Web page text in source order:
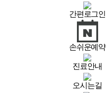
간편로그인
손쉬운예약
진료안내
오시는길